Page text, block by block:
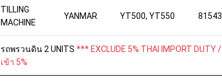
TILLING
MACHINE
YANMAR YT500, YT550
รถพรวนดิน 2 UNITS *** EXCLUDE 5% THAI IMPORT
เข้า 5%